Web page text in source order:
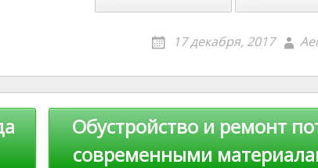
17 декабря, 2017
Обустройство и ремонт
современными